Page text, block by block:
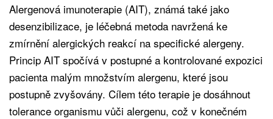
Alergenová imunoterapie (AIT), známá také jako
desenzibilizace, je léčebná metoda navržená ke
zmírnění alergických reakcí na specifické alergeny.
Princip AIT spočívá v postupné a kontrolované expozici
pacienta malým množstvím alergenu, které jsou
postupně zvyšovány. Cílem této terapie je dosáhnout
tolerance organismu vůči alergenu, což v konečném